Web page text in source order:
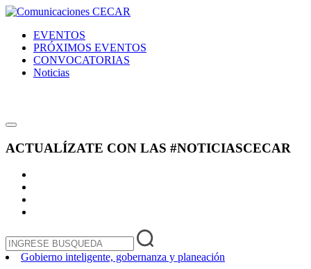
EVENTOS
PRÓXIMOS EVENTOS
CONVOCATORIAS
Noticias
ACTUALÍZATE CON LAS #NOTICIASCECAR
Gobierno inteligente, gobernanza y planeación